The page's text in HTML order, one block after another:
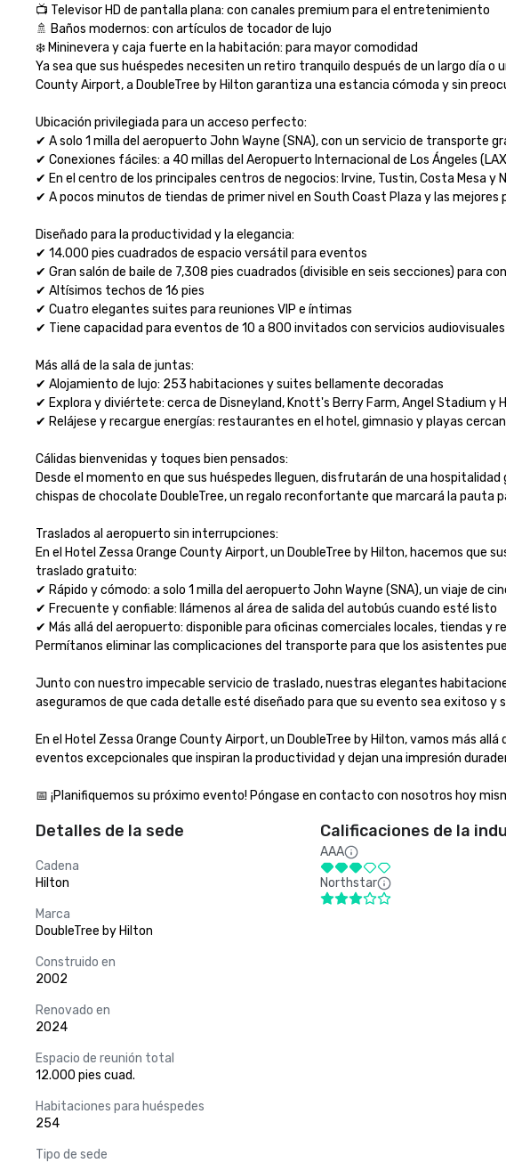
📺 Televisor HD de pantalla plana: con canales premium para el entretenimiento
🚿 Baños modernos: con artículos de tocador de lujo
❄️ Mininevera y caja fuerte en la habitación: para mayor comodidad
Ya sea que sus huéspedes necesiten un retiro tranquilo después de un largo día
County Airport, a DoubleTree by Hilton garantiza una estancia cómoda y sin
Ubicación privilegiada para un acceso perfecto:
✔ A solo 1 milla del aeropuerto John Wayne (SNA), con un servicio de transporte
✔ Conexiones fáciles: a 40 millas del Aeropuerto Internacional de Los Ángeles
✔ En el centro de los principales centros de negocios: Irvine, Tustin, Costa Mesa y
✔ A pocos minutos de tiendas de primer nivel en South Coast Plaza y las mejores
Diseñado para la productividad y la elegancia:
✔ 14.000 pies cuadrados de espacio versátil para eventos
✔ Gran salón de baile de 7,308 pies cuadrados (divisible en seis secciones) para
✔ Altísimos techos de 16 pies
✔ Cuatro elegantes suites para reuniones VIP e íntimas
✔ Tiene capacidad para eventos de 10 a 800 invitados con servicios
Más allá de la sala de juntas:
✔ Alojamiento de lujo: 253 habitaciones y suites bellamente decoradas
✔ Explora y diviértete: cerca de Disneyland, Knott's Berry Farm, Angel Stadium y
✔ Relájese y recargue energías: restaurantes en el hotel, gimnasio y playas
Cálidas bienvenidas y toques bien pensados:
Desde el momento en que sus huéspedes lleguen, disfrutarán de una
chispas de chocolate DoubleTree, un regalo reconfortante que marcará la pauta
Traslados al aeropuerto sin interrupciones:
En el Hotel Zessa Orange County Airport, un DoubleTree by Hilton, hacemos que
traslado gratuito:
✔ Rápido y cómodo: a solo 1 milla del aeropuerto John Wayne (SNA), un viaje de
✔ Frecuente y confiable: llámenos al área de salida del autobús cuando esté listo
✔ Más allá del aeropuerto: disponible para oficinas comerciales locales, tiendas y
Permítanos eliminar las complicaciones del transporte para que los asistentes
Junto con nuestro impecable servicio de traslado, nuestras elegantes
aseguramos de que cada detalle esté diseñado para que su evento sea exitoso y
En el Hotel Zessa Orange County Airport, un DoubleTree by Hilton, vamos más
eventos excepcionales que inspiran la productividad y dejan una impresión
📅 ¡Planifiquemos su próximo evento! Póngase en contacto con nosotros hoy
Detalles de la sede
Cadena
Hilton
Marca
DoubleTree by Hilton
Construido en
2002
Renovado en
2024
Espacio de reunión total
12.000 pies cuad.
Habitaciones para huéspedes
254
Tipo de sede
Calificaciones de la
AAA
Northstar